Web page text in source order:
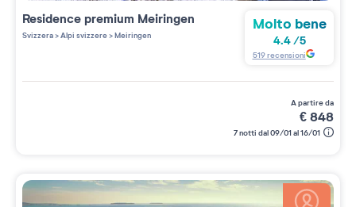
Residence premium Meiringen
Svizzera>Alpi svizzere>Meiringen
Molto bene
4.4/5
519recensioni
a partire da
€848
7 notti dal 09/01 al 16/01